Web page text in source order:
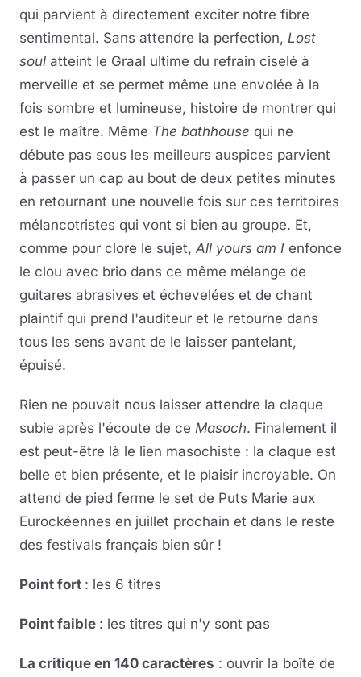
qui parvient à directement exciter notre fibre
sentimental. Sans attendre la perfection, Lost
soul atteint le Graal ultime du refrain ciselé à
merveille et se permet même une envolée à la
fois sombre et lumineuse, histoire de montrer qui
est le maître. Même The bathhouse qui ne
débute pas sous les meilleurs auspices parvient
à passer un cap au bout de deux petites minutes
en retournant une nouvelle fois sur ces territoires
mélancotristes qui vont si bien au groupe. Et,
comme pour clore le sujet, All yours am I enfonce
le clou avec brio dans ce même mélange de
guitares abrasives et échevelées et de chant
plaintif qui prend l'auditeur et le retourne dans
tous les sens avant de le laisser pantelant,
épuisé.
Rien ne pouvait nous laisser attendre la claque
subie après l'écoute de ce Masoch. Finalement il
est peut-être là le lien masochiste : la claque est
belle et bien présente, et le plaisir incroyable. On
attend de pied ferme le set de Puts Marie aux
Eurockéennes en juillet prochain et dans le reste
des festivals français bien sûr !
Point fort : les 6 titres
Point faible : les titres qui n'y sont pas
La critique en 140 caractères : ouvrir la boîte de